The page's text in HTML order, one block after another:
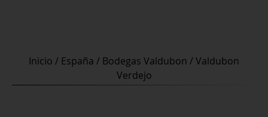
Inicio / España / Bodegas Valdubon / Valdubon
Verdejo